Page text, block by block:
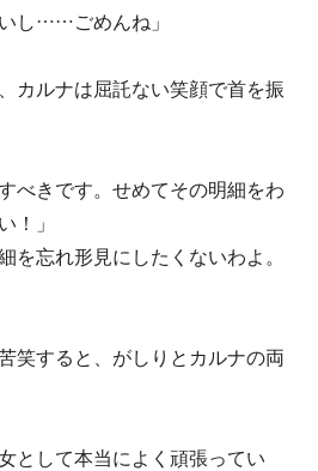
し……ごめんね」
カルナは屈託ない笑顔で首を振
べきです。せめてその明細をわ
！」
を忘れ形見にしたくないわよ。
笑すると、がしりとカルナの両
として本当によく頑張ってい